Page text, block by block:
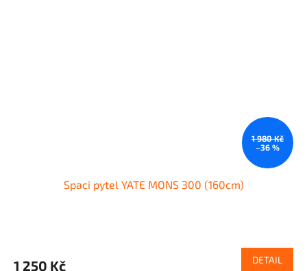
1 980 Kč
–36 %
Spaci pytel YATE MONS 300 (160cm)
1 250 Kč DETAIL